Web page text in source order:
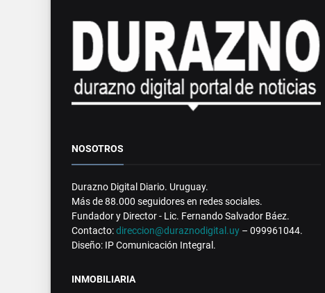
NOSOTROS
Durazno Digital Diario. Uruguay.
Más de 88.000 seguidores en redes sociales.
Fundador y Director - Lic. Fernando Salvador Báez.
Contacto:direccion@duraznodigital.uy – 099961044.
Diseño: IP Comunicación Integral.
INMOBILIARIA